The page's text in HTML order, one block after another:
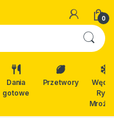
0
Dania
gotowe
Przetwory
Ryby